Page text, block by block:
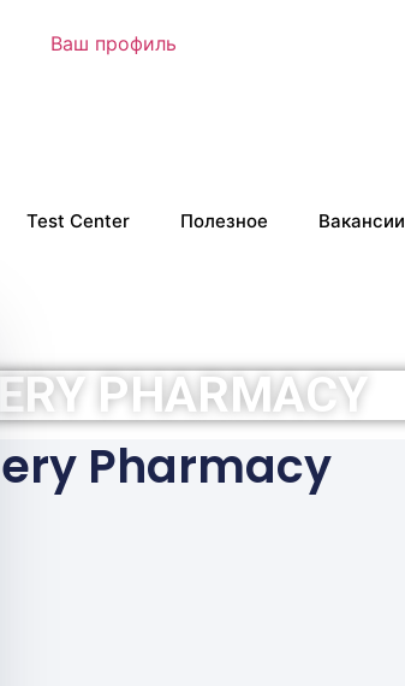
Ваш профиль
Test Center Полезное Вакансии
PHARMACY
Pharmacy